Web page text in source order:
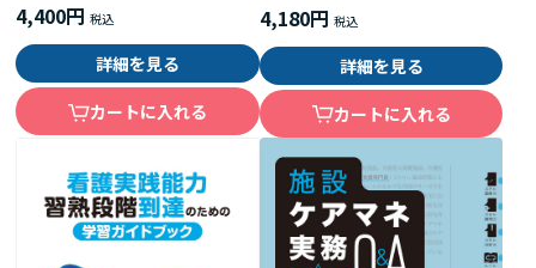
4,400円
詳細を見る
カートに入れる
4,180円
詳細を見る
カートに入れる